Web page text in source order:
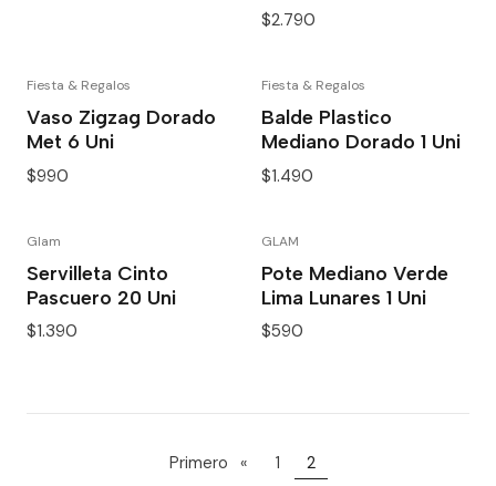
$2.790
Fiesta & Regalos
Vaso Zigzag Dorado
Met 6 Uni
$990
Fiesta & Regalos
Balde Plastico
Mediano Dorado 1 Uni
$1.490
Glam
Servilleta Cinto
Pascuero 20 Uni
$1.390
GLAM
Pote Mediano Verde
Lima Lunares 1 Uni
$590
Primero « 1 2